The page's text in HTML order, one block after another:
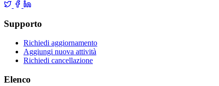
Supporto
Richiedi aggiornamento
Aggiungi nuova attività
Richiedi cancellazione
Elenco